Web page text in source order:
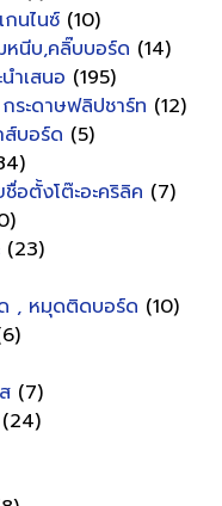
นไนซ์ (10)
หนีบ,คลิ๊บบอร์ด (14)
ำเสนอ (195)
ระดาษฟลิปชาร์ท (12)
ส์บอร์ด (5)
อตั้งโต๊ะอะคริลิค (7)
(23)
, หมุดติดบอร์ด (10)
(7)
(24)